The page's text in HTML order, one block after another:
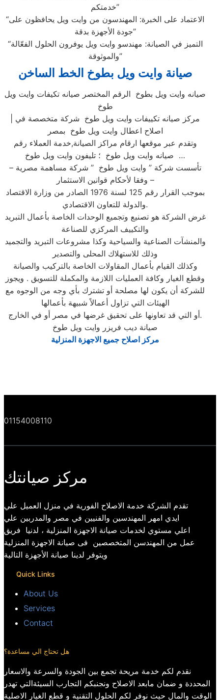
خدمتكم”
“الاعتماد على الخبرة: المهندسون من وايت ويل يحافظون على
جودة الأجهزة بدقة”
“التميز في الصيانة: مهندسو وايت ويل يوفرون الحلول الفعّالة
والموثوقة”
صيانة وايت ويل بطوخ الخط الساخن
صيانه وايت ويل بطوخ الرقم المختصر صيانه تكيفات وايت ويل
طوخ
اصلاح اعطال وايت ويل طوخ بمصر
وتقدم عبر موقعها ارقام مراكز الصيانة,خدمة العملاء رقم
صيانه وايت ويل طوخ ؛ تليفون وايت ويل طوخ …
تأسست شركة ” وايت ويل طوخ ” شركة مساهمة مصرية –
وفقا لأحكام قوانين الاستثمار –
بموجب القرار رقم 125 لسنة 1976 الصادر من وزارة الاقتصاد
والدولة للتعاون الاقتصادي.
غرض الشركة هو تصنيع وتجميع الوحدات الخاصة بأعمال التبريد
والتكييف المركزي للصناعة
والمنشآت الصناعية والسياحية وكذا مشروعات التبريد والتجميد
وذلك للاستهلاك المحلى والتصدير
وكذلك القيام بأعمال المقاولات الخاصة بالتركيب والصيانة
وقطع الغيار وكافة العمليات اللازمة والمكملة للتسويق . ويجوز
للشركة أن يكون لها مصلحة أو تشترك بأي وجه من الوجوه مع
الهيئات التي تزاول أعمالاً شبيهة بأعمالها
أو التي قد تعاونها على تحقيق غرضها في مصر أو في الخارج.
صيانة ديب فريزر وايت ويل طوخ
مركز اصلاح جميع الاجهزة المنزلية
01154008110
مركز صيانتك
تقدم الشركة خدمة الاصلاح الفورية في منزل العميل علي
ايدي امهر المهندسين والفنيين في مصر والمدربين علي
اعلي مستوي لخدمات صيانة الاجهزة المنزلية ، لدنيا فريق
عمل من المهندسن المتخصصين فى صيانة الاجهزة المنزلية
ويتوفر لدينا صيانة الأجهزة التالية
Quick Links
About Us
Services
Contact
هل تحتاج الي مساعدة؟
نقدم لكم خدمة مريحة تجمع بين الجودة والسرعة والاسعار
المحددة و ضمان مابعد الاصلاح ونجنبكم التجارب السيئةالتي تهدر
الوقت والمال حيث نوفر لكم الحلول التقنية و قطع الغيار الاصلية